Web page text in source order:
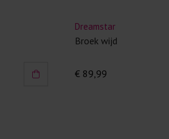
Dreamstar
Broek wijd
€ 89,99